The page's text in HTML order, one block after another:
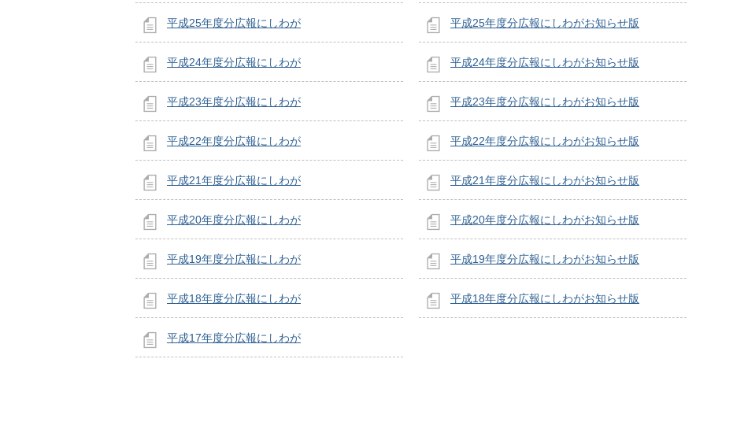
平成25年度分広報にしわが 平成25年度分広報にしわがお知らせ版
平成24年度分広報にしわが 平成24年度分広報にしわがお知らせ版
平成23年度分広報にしわが 平成23年度分広報にしわがお知らせ版
平成22年度分広報にしわが 平成22年度分広報にしわがお知らせ版
平成21年度分広報にしわが 平成21年度分広報にしわがお知らせ版
平成20年度分広報にしわが 平成20年度分広報にしわがお知らせ版
平成19年度分広報にしわが 平成19年度分広報にしわがお知らせ版
平成18年度分広報にしわが 平成18年度分広報にしわがお知らせ版
平成17年度分広報にしわが